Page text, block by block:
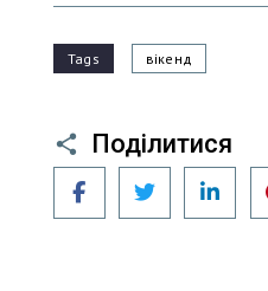
Tags вікенд
Поділитися
Facebook Twitter